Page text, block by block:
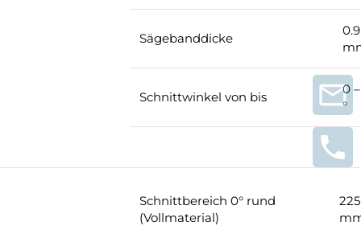
Sägebanddicke
0.9
Schnittwinkel von bis
0
°
Schnittbereich 0° rund
(Vollmaterial)
225